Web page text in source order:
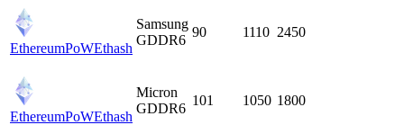
EthereumPoWEthash
Samsung
GDDR6
90 1110 2450
EthereumPoWEthash
Micron
GDDR6
101 1050 1800